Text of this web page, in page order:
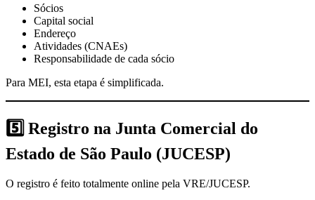
Sócios
Capital social
Endereço
Atividades (CNAEs)
Responsabilidade de cada sócio
Para MEI, esta etapa é simplificada.
5️⃣ Registro na Junta Comercial do
Estado de São Paulo (JUCESP)
O registro é feito totalmente online pela VRE/JUCESP.